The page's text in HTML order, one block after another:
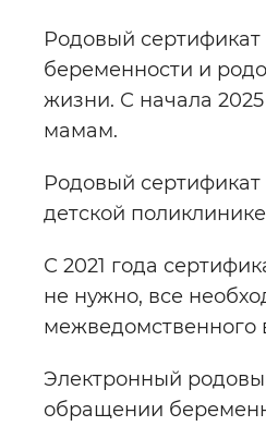
Звуковой
Вернуть
Родовый
беременности и
жизни. С начала
мамам.
Родовый
детской
С 2021 года
не нужно, все
межведомственного
Электронный
обращении